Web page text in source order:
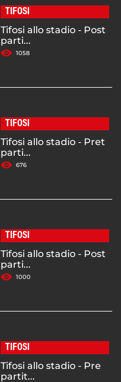
TIFOSI
Tifosi allo stadio - Post
parti...
1058
TIFOSI
Tifosi allo stadio - Pret
parti...
676
TIFOSI
Tifosi allo stadio - Post
parti...
1000
TIFOSI
Tifosi allo stadio - Pre
partit...